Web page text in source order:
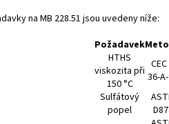
na MB 228.51 jsou uvedeny níže:
Požadavek
HTHS
viskozita při
150 °C
CEC
36-
Sulfátový
popel